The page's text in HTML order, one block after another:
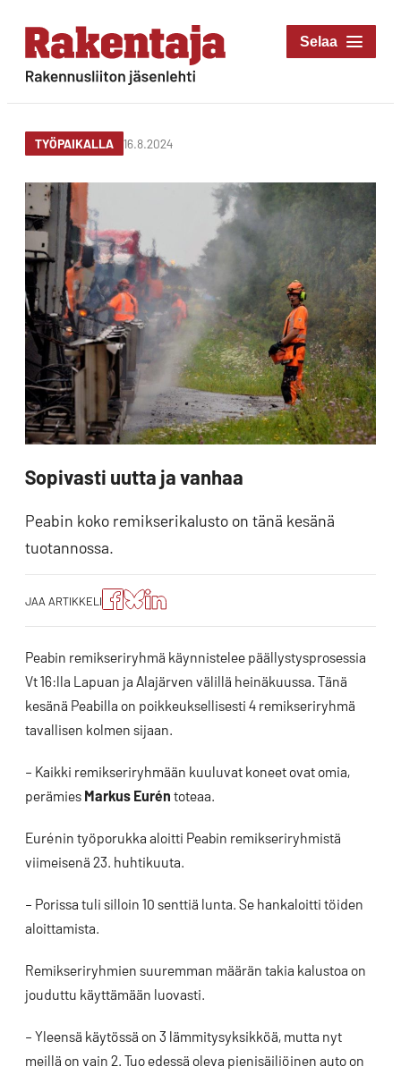
Siirry
suoraan
sisältöön
Rakentaja-lehti
TYÖPAIKALLA 16.8.2024
Sopivasti uutta ja vanhaa
Peabin koko remikserikalusto on tänä kesänä
tuotannossa.
JAA ARTIKKELI
Jaa
artikkeli
Facebookissa
Jaa
artikkeli
Blueskyssa
Jako:
Jaa
artikkeli
Peabin remikseriryhmä käynnistelee päällystysprosessia
Vt 16:lla Lapuan ja Alajärven välillä heinäkuussa. Tänä
kesänä Peabilla on poikkeuksellisesti 4 remikseriryhmä
tavallisen kolmen sijaan.
– Kaikki remikseriryhmään kuuluvat koneet ovat omia,
perämies Markus Eurén toteaa.
Eurénin työporukka aloitti Peabin remikseriryhmistä
viimeisenä 23. huhtikuuta.
– Porissa tuli silloin 10 senttiä lunta. Se hankaloitti töiden
aloittamista.
Remikseriryhmien suuremman määrän takia kalustoa on
jouduttu käyttämään luovasti.
– Yleensä käytössä on 3 lämmitysyksikköä, mutta nyt
meillä on vain 2. Tuo edessä oleva pienisäiliöinen auto on